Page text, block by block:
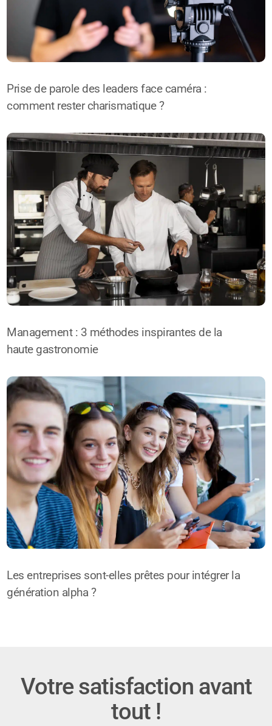
Prise de parole des leaders face caméra :
comment rester charismatique ?
Management : 3 méthodes inspirantes de la
haute gastronomie
Les entreprises sont-elles prêtes pour intégrer la
génération alpha ?
Votre satisfaction avant
tout !